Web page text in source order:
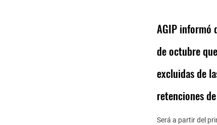
AGIP informó
de octubre
excluidas de
retenciones
Será a partir del